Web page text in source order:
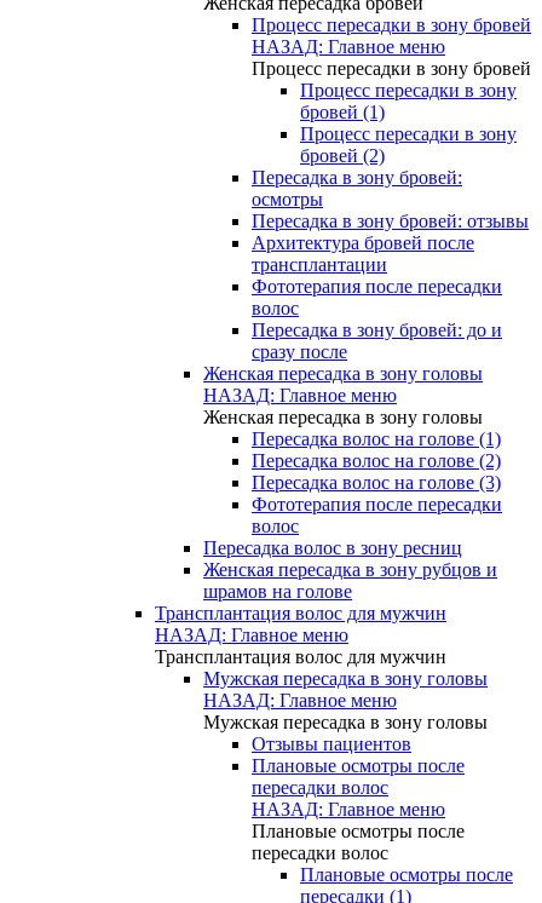
Процесс пересадки в зону бровей
НАЗАД: Главное меню
Процесс пересадки в зону бровей
Процесс пересадки в зону
бровей (1)
Процесс пересадки в зону
бровей (2)
Пересадка в зону бровей:
осмотры
Пересадка в зону бровей: отзывы
Архитектура бровей после
трансплантации
Фототерапия после пересадки
волос
Пересадка в зону бровей: до и
сразу после
Женская пересадка в зону головы
НАЗАД: Главное меню
Женская пересадка в зону головы
Пересадка волос на голове (1)
Пересадка волос на голове (2)
Пересадка волос на голове (3)
Фототерапия после пересадки
волос
Пересадка волос в зону ресниц
Женская пересадка в зону рубцов и
шрамов на голове
Трансплантация волос для мужчин
НАЗАД: Главное меню
Трансплантация волос для мужчин
Мужская пересадка в зону головы
НАЗАД: Главное меню
Мужская пересадка в зону головы
Отзывы пациентов
Плановые осмотры после
пересадки волос
НАЗАД: Главное меню
Плановые осмотры после
пересадки волос
Плановые осмотры после
пересадки (1)